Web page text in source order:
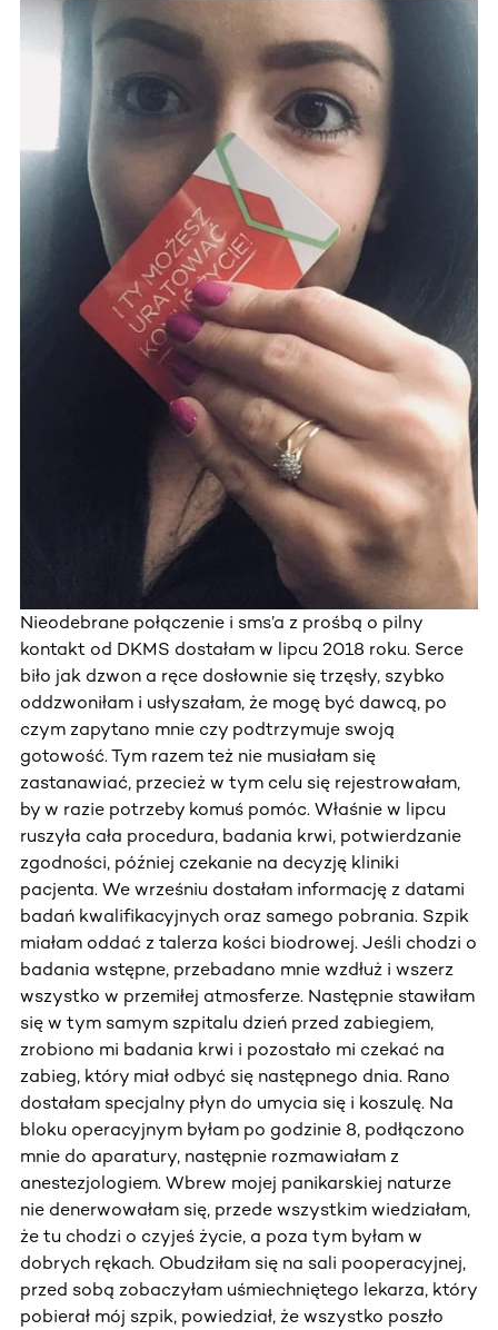
Nieodebrane połączenie i sms’a z prośbą o pilny
kontakt od DKMS dostałam w lipcu 2018 roku. Serce
biło jak dzwon a ręce dosłownie się trzęsły, szybko
oddzwoniłam i usłyszałam, że mogę być dawcą, po
czym zapytano mnie czy podtrzymuje swoją
gotowość. Tym razem też nie musiałam się
zastanawiać, przecież w tym celu się rejestrowałam,
by w razie potrzeby komuś pomóc. Właśnie w lipcu
ruszyła cała procedura, badania krwi, potwierdzanie
zgodności, później czekanie na decyzję kliniki
pacjenta. We wrześniu dostałam informację z datami
badań kwalifikacyjnych oraz samego pobrania. Szpik
miałam oddać z talerza kości biodrowej. Jeśli chodzi o
badania wstępne, przebadano mnie wzdłuż i wszerz
wszystko w przemiłej atmosferze. Następnie stawiłam
się w tym samym szpitalu dzień przed zabiegiem,
zrobiono mi badania krwi i pozostało mi czekać na
zabieg, który miał odbyć się następnego dnia. Rano
dostałam specjalny płyn do umycia się i koszulę. Na
bloku operacyjnym byłam po godzinie 8, podłączono
mnie do aparatury, następnie rozmawiałam z
anestezjologiem. Wbrew mojej panikarskiej naturze
nie denerwowałam się, przede wszystkim wiedziałam,
że tu chodzi o czyjeś życie, a poza tym byłam w
dobrych rękach. Obudziłam się na sali pooperacyjnej,
przed sobą zobaczyłam uśmiechniętego lekarza, który
pobierał mój szpik, powiedział, że wszystko poszło